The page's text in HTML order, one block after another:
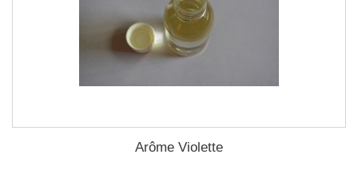
Arôme Violette